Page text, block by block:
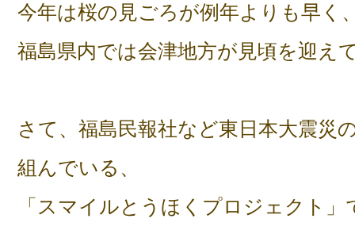
今年は桜の見ごろが例年よりも早く
福島県内では会津地方が見頃を迎え
さて、福島民報社など東日本大震災
組んでいる、
「スマイルとうほくプロジェクト